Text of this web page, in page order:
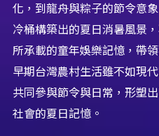
化，到龍舟與粽子的節令意
冷桶構築出的夏日消暑風景
所承載的童年娛樂記憶，帶
早期台灣農村生活雖不如現
共同參與節令與日常，形塑
社會的夏日記憶。